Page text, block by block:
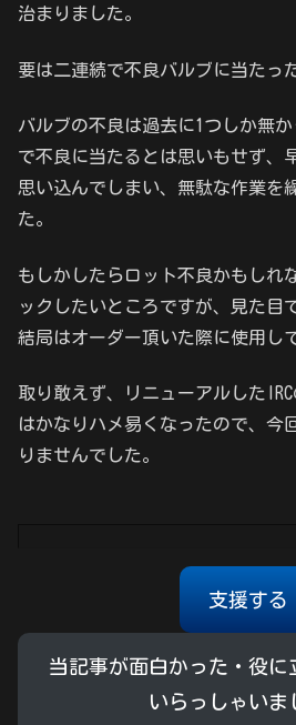
治まりました。
要は二連続で不良バルブに当たっ
バルブの不良は過去に1つしか無
で不良に当たるとは思いもせず、
思い込んでしまい、無駄な作業を
た。
もしかしたらロット不良かもしれ
ックしたいところですが、見た目
結局はオーダー頂いた際に使用し
取り敢えず、リニューアルした
はかなりハメ易くなったので、今
りませんでした。
支援する
当記事が面白かった・役に
いらっしゃいま